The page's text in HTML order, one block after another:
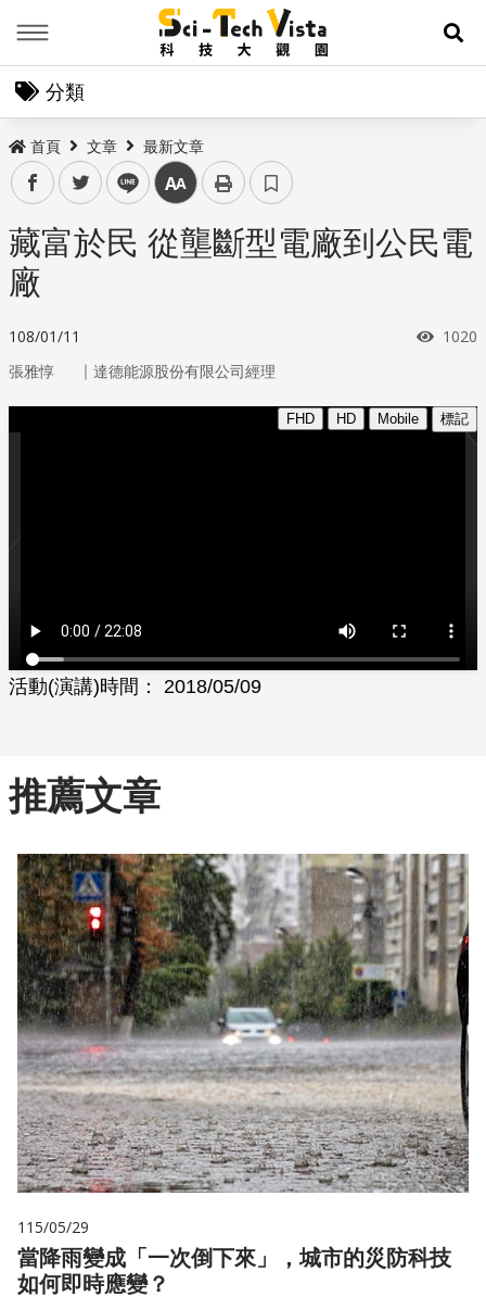
展
分類
首頁 文章 最新文章
facebooktwitter line 中
藏富於民 從壟斷型電廠到公民電
廠
108/01/11 瀏覽
1020
張雅惇 ｜ 達德能源股份有限公司經理
活動(演講)時間： 2018/05/09
推薦文章
115/05/29
當降雨變成「一次倒下來」，城市的災防科技
如何即時應變？